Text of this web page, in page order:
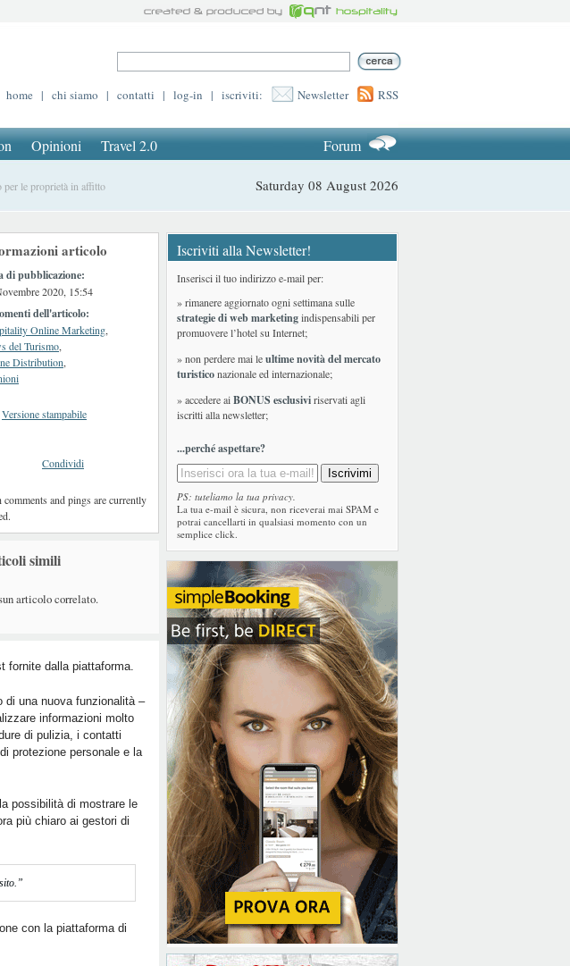
home | chi siamo | contatti | log-in | iscriviti: Newsletter RSS
Opinioni Travel 2.0 Forum
le proprietà in affitto Saturday 08 August 2026
articolo
di pubblicazione:
2020, 15:54
dell'articolo:
Online Marketing,
del Turismo,
Distribution,
Versione stampabile
Condividi
comments and pings are currently
simili
articolo correlato.
fornite dalla piattaforma.
una nuova funzionalità –
informazioni molto
di pulizia, i contatti
protezione personale e la
possibilità di mostrare le
più chiaro ai gestori di
con la piattaforma di
Iscriviti alla Newsletter!
Inserisci il tuo indirizzo e-mail per:
» rimanere aggiornato ogni settimana sulle
strategie di web marketingindispensabili per
promuovere l’hotel su Internet;
» non perdere mai leultime novità del mercato
turisticonazionale ed internazionale;
» accedere aiBONUS esclusiviriservati agli
iscritti alla newsletter;
...perché aspettare?
PS: tuteliamo la tua privacy.
La tua e-mail è sicura, non riceverai mai SPAM e
potrai cancellarti in qualsiasi momento con un
semplice click.